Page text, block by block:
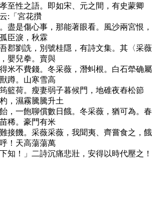
至性之語。即如宋、元之間，有史蒙卿
:「宮花攢
盡是傷心事，那能著眼看。風沙兩宮恨，
臣淚，秋霖
郡劉詵，別號桂隱，有詩文集。其〈采薇
嬰兒拳。賣與
米不費錢。冬采薇，潛虯根。白石犖确屬
蹲。山寒雪高
籃荷。瘦妻弱子暮候門，地碓夜舂松節
，濕霧騰騰升土
，一飽聊償數日餓。冬采薇，猶可為。春
稀。豪門有米
接饑。采薇采薇，我聞夷、齊嘗食之，餓
！天高蕩蕩萬
知！」二詩沉痛悲壯，安得以時代壓之！